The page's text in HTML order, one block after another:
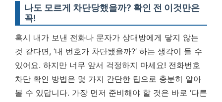
나도 모르게 차단당했을까? 확인 전 이것만은
꼭!
혹시 내가 보낸 전화나 문자가 상대방에게 닿지 않는
것 같다면, ‘내 번호가 차단됐을까?’ 하는 생각이 들 수
있어요. 하지만 너무 앞서 걱정하지 마세요! 전화번호
차단 확인 방법은 몇 가지 간단한 팁으로 충분히 알아
볼 수 있답니다. 가장 먼저 준비해야 할 것은 바로 ‘다른